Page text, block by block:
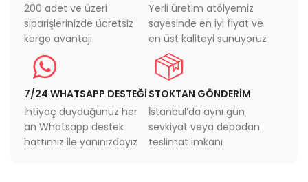
200 adet ve üzeri
siparişlerinizde ücretsiz
kargo avantajı
Yerli üretim atölyemiz
sayesinde en iyi fiyat ve
en üst kaliteyi sunuyoruz
7/24 WHATSAPP DESTEĞİ
İhtiyaç duyduğunuz her
an Whatsapp destek
hattımız ile yanınızdayız
STOKTAN GÖNDERİM
İstanbul’da aynı gün
sevkiyat veya depodan
teslimat imkanı